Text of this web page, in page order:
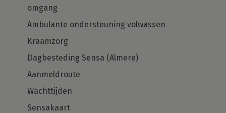
omgang
Ambulante ondersteuning volwassen
Kraamzorg
Dagbesteding Sensa (Almere)
Aanmeldroute
Wachttijden
Sensakaart